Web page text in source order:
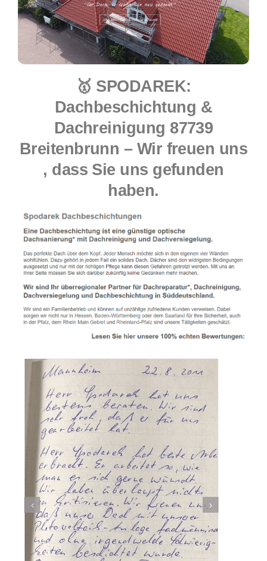
🥇 SPODAREK:
Dachbeschichtung &
Dachreinigung 87739
Breitenbrunn – Wir freuen uns
, dass Sie uns gefunden
haben.